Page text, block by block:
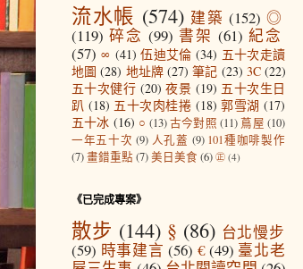
流水帳 (574) 建築 (152) ◎
(119) 碎念 (99) 書架 (61) 紀念
(57) ∞ (41) 伍迪艾倫 (34) 五十次走讀
地圖 (28) 地址牌 (27) 筆記 (23) 3C (22)
五十次健行 (20) 夜景 (19) 五十次生日
趴 (18) 五十次肉桂捲 (18) 郭雪湖 (17)
五十冰 (16) ○ (13)古今對照 (11) 蔦屋 (10)
一年五十次 (9) 人孔蓋 (9) 101種咖啡製作
(7)畫錯重點 (7)美日美食 (6) ㊣ (4)
《已完成專案》
散步 (144) § (86) 台北慢步
(59) 時事建言 (56) € (49) 臺北老